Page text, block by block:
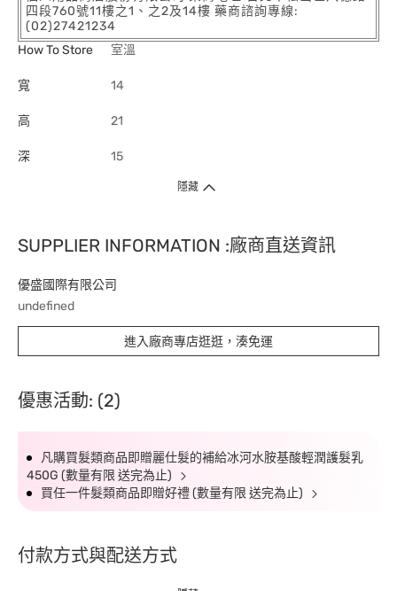
四段760號11樓之1、之2及14樓 藥商諮詢專線:
(02)27421234
How To Store
室溫
寬 14
高 21
深 15
隱藏
SUPPLIER INFORMATION :廠商直送資訊
優盛國際有限公司
undefined
進入廠商專店逛逛，湊免運
優惠活動: (2)
凡購買髮類商品即贈麗仕髮的補給冰河水胺基酸輕潤護髮乳
450G (數量有限 送完為止)
買任一件髮類商品即贈好禮 (數量有限 送完為止)
付款方式與配送方式